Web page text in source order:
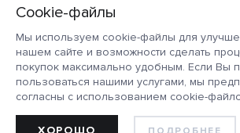
Мы используем cookie-файлы для
нашем сайте и возможности сделать
покупок максимально удобным. Если Вы
пользоваться нашими услугами, мы
согласны с использованием cookie-
ХОРОШО